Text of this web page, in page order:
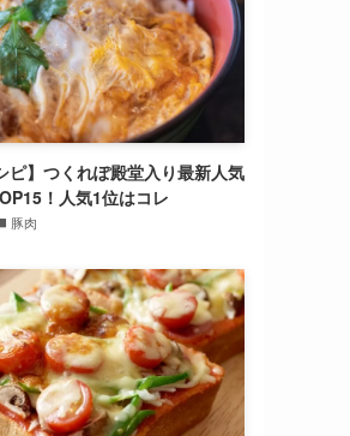
ピ】つくれぽ殿堂入り最新人気
！人気1位はコレ
豚肉